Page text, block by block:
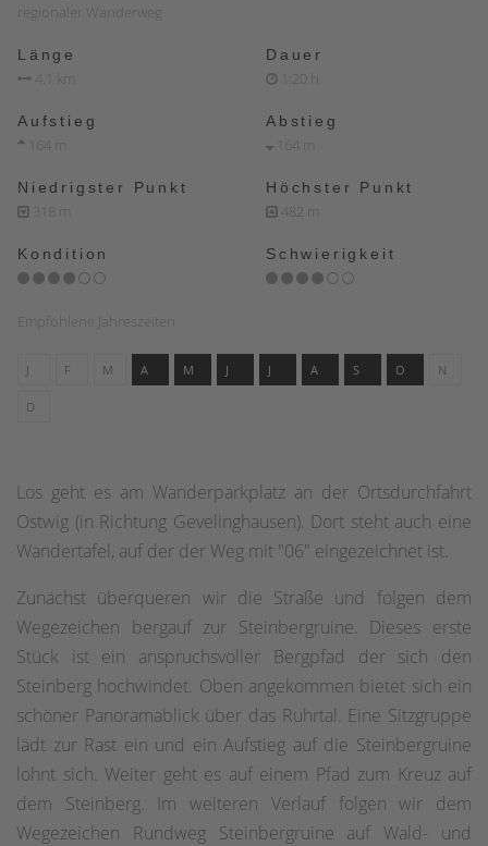
regionaler Wanderweg
Länge
4.1 km
Dauer
1:20 h
Aufstieg
164 m
Abstieg
164 m
Niedrigster Punkt
318 m
Höchster Punkt
482 m
Kondition Schwierigkeit
Empfohlene Jahreszeiten
J F M A M J J A S O N
D
Los geht es am Wanderparkplatz an der Ortsdurchfahrt
Ostwig (in Richtung Gevelinghausen). Dort steht auch eine
Wandertafel, auf der der Weg mit "06" eingezeichnet ist.
Zunächst überqueren wir die Straße und folgen dem
Wegezeichen bergauf zur Steinbergruine. Dieses erste
Stück ist ein anspruchsvoller Bergpfad der sich den
Steinberg hochwindet. Oben angekommen bietet sich ein
schöner Panoramablick über das Ruhrtal. Eine Sitzgruppe
lädt zur Rast ein und ein Aufstieg auf die Steinbergruine
lohnt sich. Weiter geht es auf einem Pfad zum Kreuz auf
dem Steinberg. Im weiteren Verlauf folgen wir dem
Wegezeichen Rundweg Steinbergruine auf Wald- und